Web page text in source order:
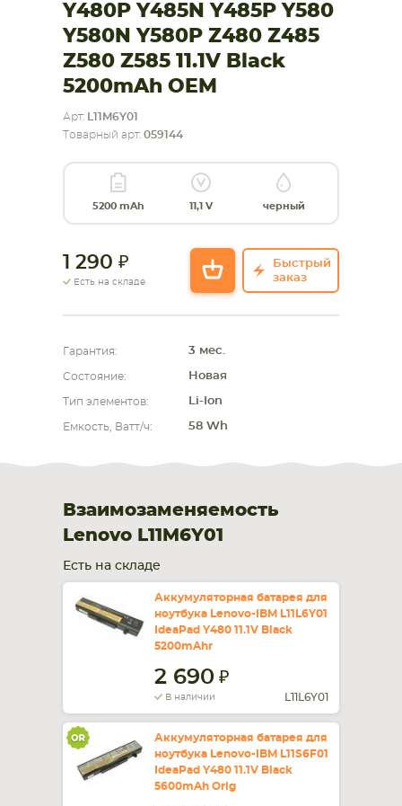
СМАРТФОНА КОМПЛЕКТУЮЩИЕ
Y480P Y485N Y485P Y580
Y580N Y580P Z480 Z485
Z580 Z585 11.1V Black
5200mAh OEM
Арт:
L11M6Y01
Товарный арт: 059144
5200 mAh 11,1 V черный
1 290
Есть на складе
Быстрый
заказ
Гарантия: 3 мес.
Состояние: Новая
Тип элементов: Li-Ion
Емкость, Ватт/ч: 58 Wh
Взаимозаменяемость
Lenovo L11M6Y01
Есть на складе
Аккумуляторная батарея для
ноутбука Lenovo-IBM L11L6Y01
IdeaPad Y480 11.1V Black
5200mAhr
2 690
В наличии L11L6Y01
Аккумуляторная батарея для
ноутбука Lenovo-IBM L11S6F01
IdeaPad Y480 11.1V Black
5600mAh Orig